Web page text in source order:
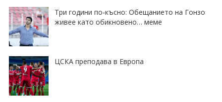
Три години по-късно: Обещанието на Гонзо
живее като обикновено… меме
ЦСКА преподава в Европа